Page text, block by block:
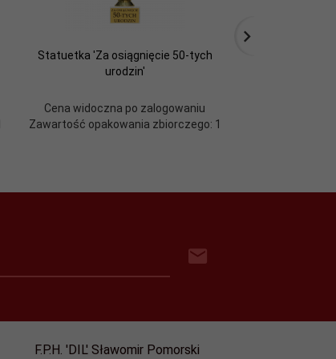
Statuetka 'Za osiągnięcie 50-tych
urodzin'
Cena widoczna po zalogowaniu
Zawartość opakowania zbiorczego: 1
F.P.H. 'DIL' Sławomir Pomorski